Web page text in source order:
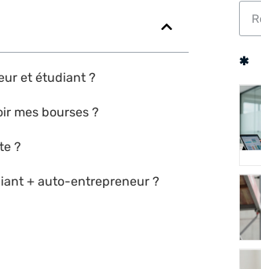
et étudiant ?
mes bourses ?
?
+ auto-entrepreneur ?